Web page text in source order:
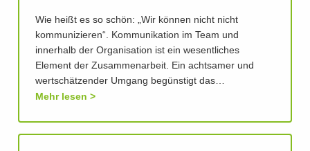
Wie heißt es so schön: „Wir können nicht nicht
kommunizieren“. Kommunikation im Team und
innerhalb der Organisation ist ein wesentliches
Element der Zusammenarbeit. Ein achtsamer und
wertschätzender Umgang begünstigt das…
Mehr lesen